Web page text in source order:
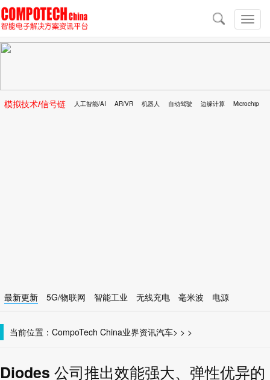
切
换
导
导
航
模拟技术/信号链 人工智能/AI AR/VR 机器人 自动驾驶 边缘计算 Microchip
最新更新 5G/物联网 智能工业 无线充电 毫米波
电源
当前位置： CompoTech China >
业界资讯 >
汽车 >
Diodes 公司推出效能强大、弹性优异的